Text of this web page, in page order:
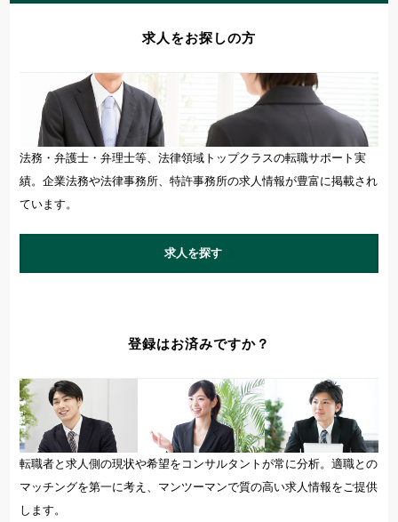
求人をお探しの方
法務・弁護士・弁理士等、法律領域トップクラスの転職サポート実
績。企業法務や法律事務所、特許事務所の求人情報が豊富に掲載され
ています。
求人を探す
登録はお済みですか？
転職者と求人側の現状や希望をコンサルタントが常に分析。適職との
マッチングを第一に考え、マンツーマンで質の高い求人情報をご提供
します。